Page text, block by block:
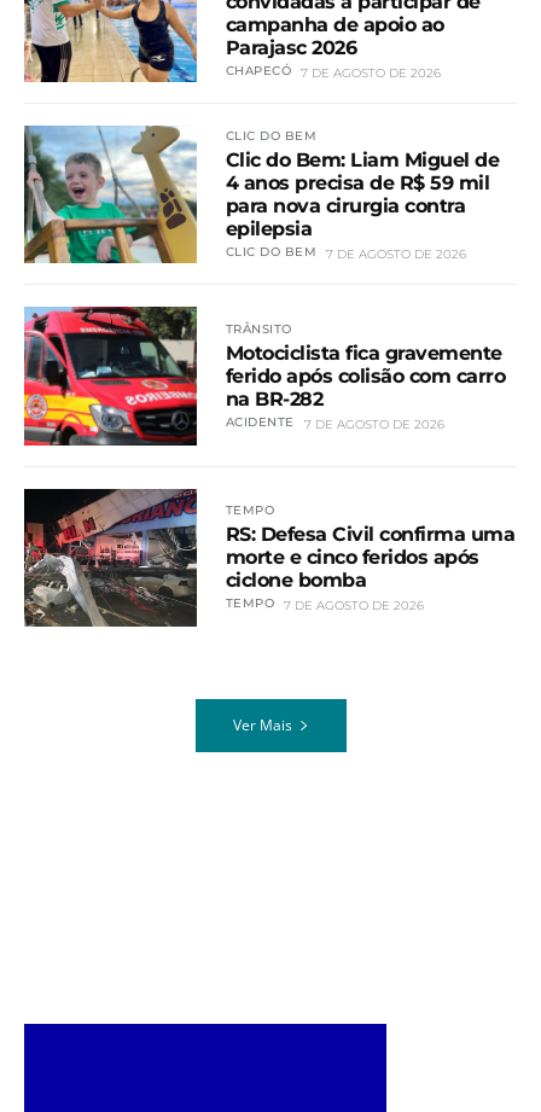
campanha de apoio ao
Parajasc 2026
CHAPECÓ 7 DE AGOSTO DE 2026
CLIC DO BEM
Clic do Bem: Liam Miguel de
4 anos precisa de R$ 59 mil
para nova cirurgia contra
epilepsia
CLIC DO BEM 7 DE AGOSTO DE 2026
TRÂNSITO
Motociclista fica gravemente
ferido após colisão com carro
na BR-282
ACIDENTE 7 DE AGOSTO DE 2026
TEMPO
RS: Defesa Civil confirma uma
morte e cinco feridos após
ciclone bomba
TEMPO 7 DE AGOSTO DE 2026
Ver Mais